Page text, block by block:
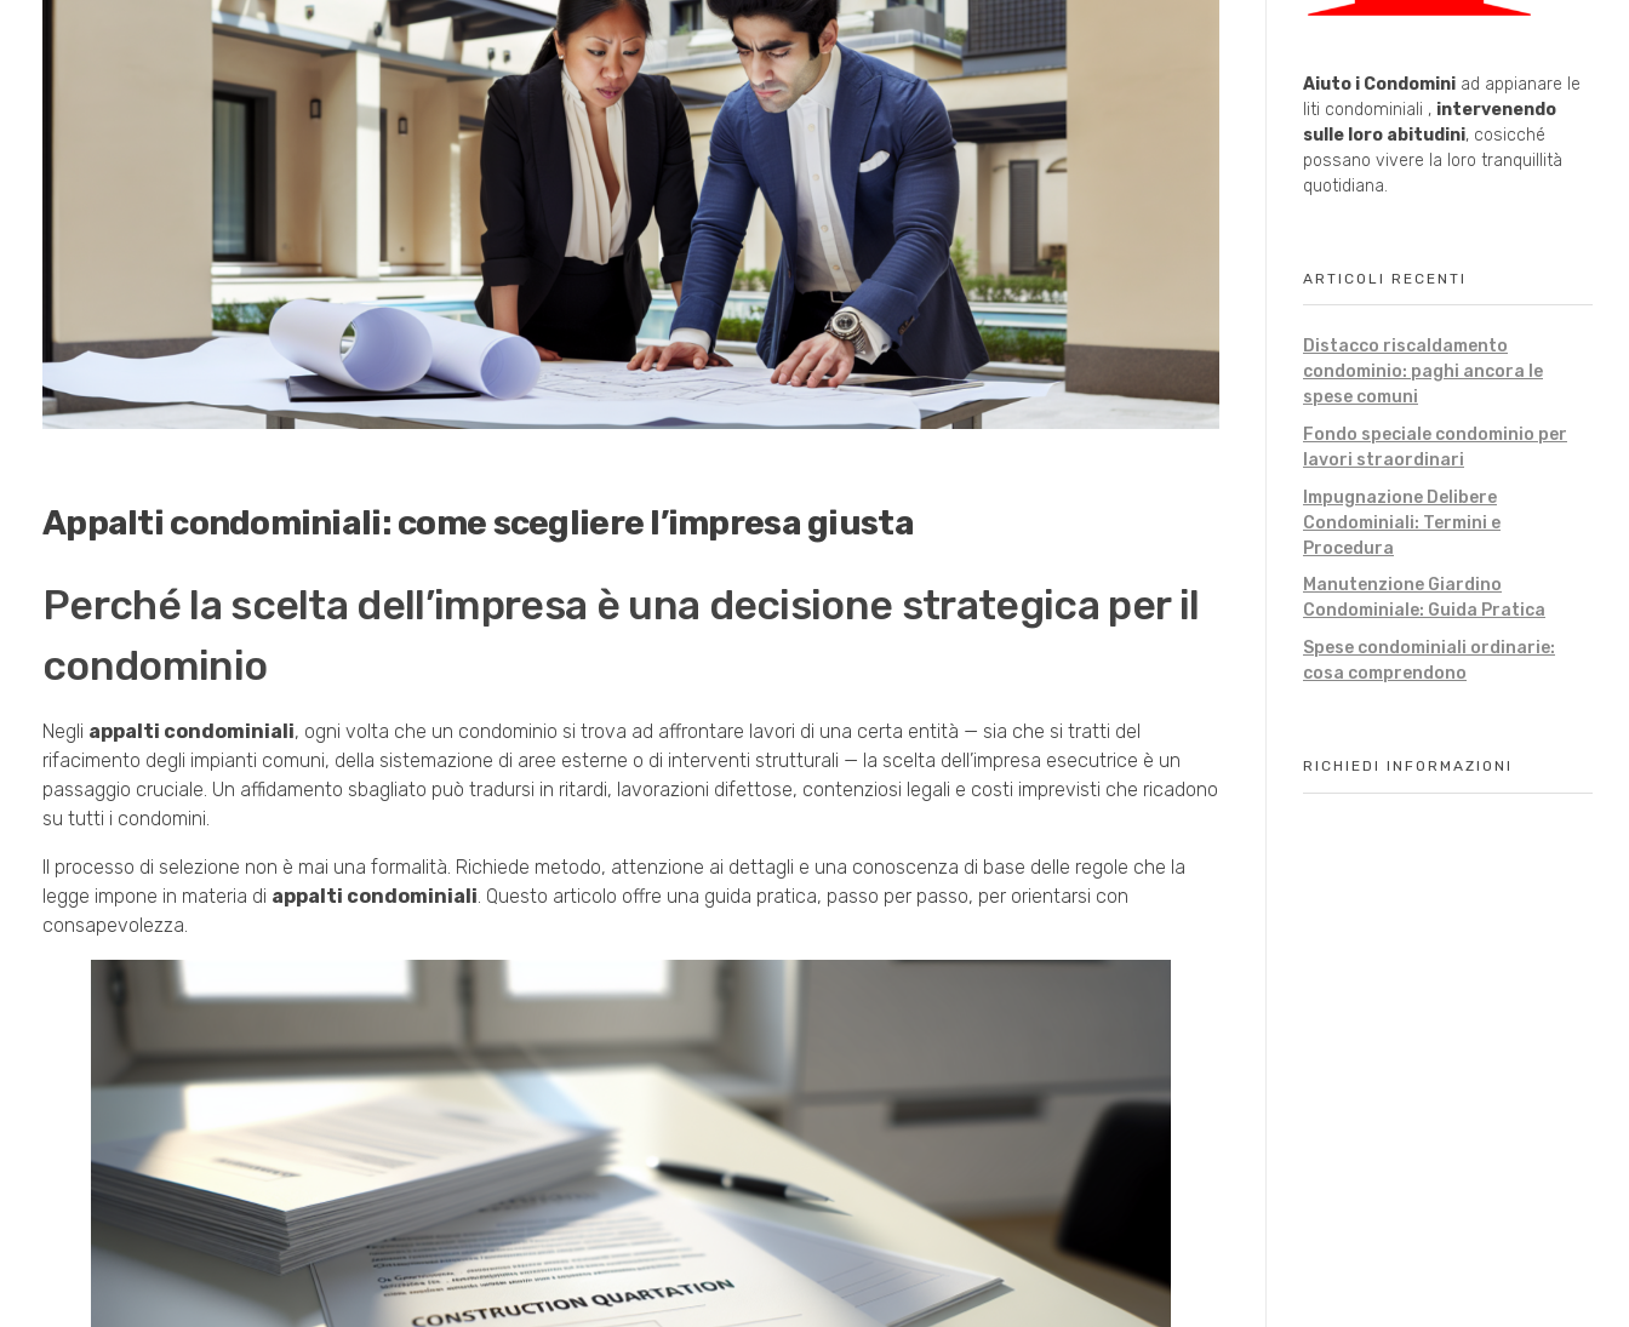
Appalti condominiali: come scegliere l’impresa giusta
Perché la scelta dell’impresa è una decisione strategica per il
condominio
Negli appalti condominiali, ogni volta che un condominio si trova ad affrontare lavori di una certa entità — sia che si tratti del
rifacimento degli impianti comuni, della sistemazione di aree esterne o di interventi strutturali — la scelta dell’impresa esecutrice è un
passaggio cruciale. Un affidamento sbagliato può tradursi in ritardi, lavorazioni difettose, contenziosi legali e costi imprevisti che ricadono
su tutti i condomini.
Il processo di selezione non è mai una formalità. Richiede metodo, attenzione ai dettagli e una conoscenza di base delle regole che la
legge impone in materia di appalti condominiali . Questo articolo offre una guida pratica, passo per passo, per orientarsi con
consapevolezza.
Aiuto i Condomini ad appianare le
liti condominiali , intervenendo
sulle loro abitudini, cosicché
possano vivere la loro tranquillità
quotidiana.
ARTICOLI RECENTI
Distacco riscaldamento
condominio: paghi ancora le
spese comuni
Fondo speciale condominio per
lavori straordinari
Impugnazione Delibere
Condominiali: Termini e
Procedura
Manutenzione Giardino
Condominiale: Guida Pratica
Spese condominiali ordinarie:
cosa comprendono
RICHIEDI INFORMAZIONI